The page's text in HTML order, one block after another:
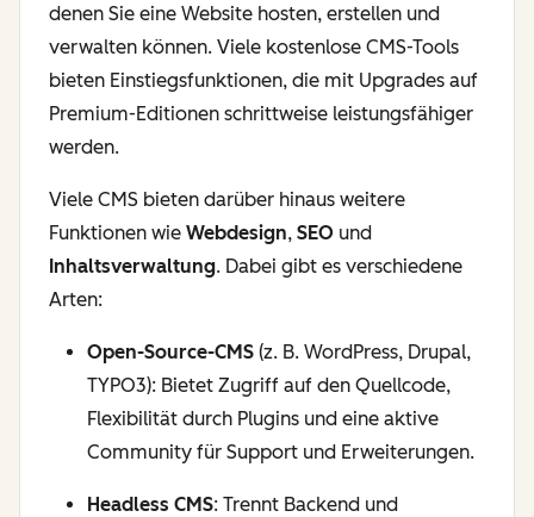
denen Sie eine Website hosten, erstellen und
verwalten können. Viele kostenlose CMS-Tools
bieten Einstiegsfunktionen, die mit Upgrades auf
Premium-Editionen schrittweise leistungsfähiger
werden.
Viele CMS bieten darüber hinaus weitere
Funktionen wie Webdesign, SEO und
Inhaltsverwaltung. Dabei gibt es verschiedene
Arten:
Open-Source-CMS (z. B. WordPress, Drupal,
TYPO3): Bietet Zugriff auf den Quellcode,
Flexibilität durch Plugins und eine aktive
Community für Support und Erweiterungen.
Headless CMS: Trennt Backend und